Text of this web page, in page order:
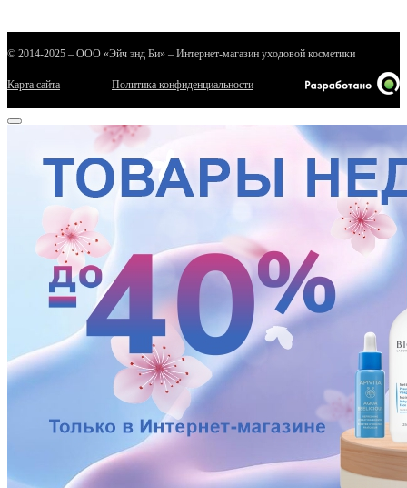
© 2014-2025 – ООО «Эйч энд Би» – Интернет-магазин уходовой косметики
Карта сайта Политика конфиденциальности